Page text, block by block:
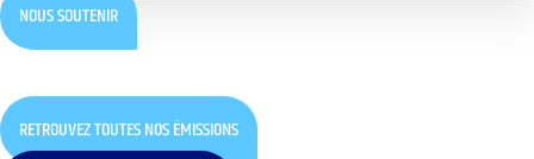
NOUS SOUTENIR
RETROUVEZ TOUTES NOS ÉMISSIONS